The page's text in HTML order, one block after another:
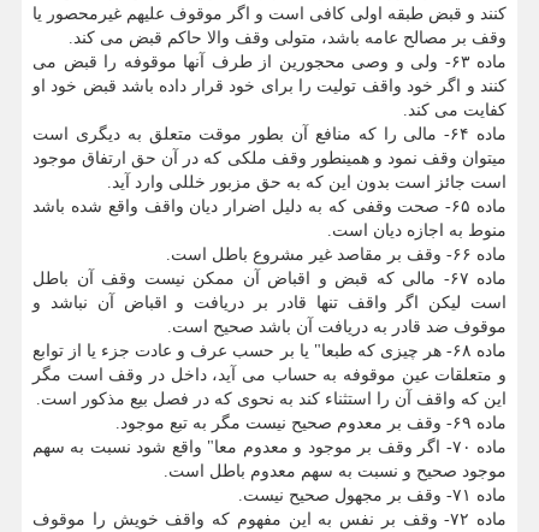
کنند و قبض طبقه اولی کافی است و اگر موقوف علیهم غیرمحصور یا
وقف بر مصالح عامه باشد، متولی وقف والا حاکم قبض می کند.
ماده ۶۳- ولی و وصی محجورین از طرف آنها موقوفه را قبض می
کنند و اگر خود واقف تولیت را برای خود قرار داده باشد قبض خود او
کفایت می کند.
ماده ۶۴- مالی را که منافع آن بطور موقت متعلق به دیگری است
میتوان وقف نمود و همینطور وقف ملکی که در آن حق ارتفاق موجود
است جائز است بدون این که به حق مزبور خللی وارد آید.
ماده ۶۵- صحت وقفی که به دلیل اضرار دیان واقف واقع شده باشد
منوط به اجازه دیان است.
ماده ۶۶- وقف بر مقاصد غیر مشروع باطل است.
ماده ۶۷- مالی که قبض و اقباض آن ممکن نیست وقف آن باطل
است لیکن اگر واقف تنها قادر بر دریافت و اقباض آن نباشد و
موقوف ضد قادر به دریافت آن باشد صحیح است.
ماده ۶۸- هر چیزی که طبعا" یا بر حسب عرف و عادت جزء یا از توابع
و متعلقات عین موقوفه به حساب می آید، داخل در وقف است مگر
این که واقف آن را استثناء کند به نحوی که در فصل بیع مذکور است.
ماده ۶۹- وقف بر معدوم صحیح نیست مگر به تبع موجود.
ماده ۷۰- اگر وقف بر موجود و معدوم معا" واقع شود نسبت به سهم
موجود صحیح و نسبت به سهم معدوم باطل است.
ماده ۷۱- وقف بر مجهول صحیح نیست.
ماده ۷۲- وقف بر نفس به این مفهوم که واقف خویش را موقوف